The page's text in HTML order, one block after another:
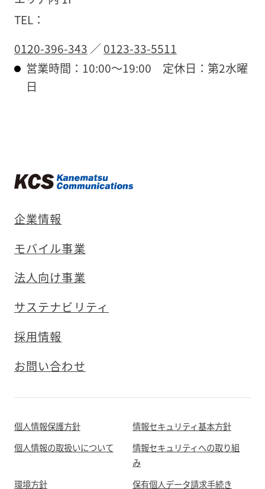
TEL：
0120-396-343 ／0123-33-5511
営業時間：10:00〜19:00 定休日：第2水曜
日
企業情報
モバイル事業
法人向け事業
サステナビリティ
採用情報
お問い合わせ
個人情報保護方針
情報セキュリティ基本方針
個人情報の取扱いについて
情報セキュリティへの取り組
み
環境方針
保有個人データ請求手続き